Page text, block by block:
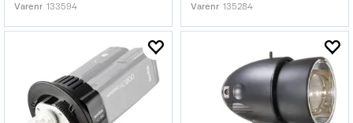
Varenr 133594 Varenr 135284